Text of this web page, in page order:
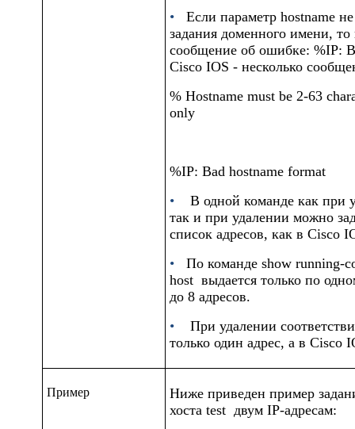
•
Если параметр hostname
задания доменного имени, то
сообщение об ошибке: %IP:
Cisco IOS - несколько
% Hostname must be 2-63
only
%IP: Bad hostname format
•
В одной команде как при
так и при удалении можно
список адресов, как в Cisco
•
По команде show running-
host выдается только по
до 8 адресов.
•
При удалении
только один адрес, а в Cisco
Пример
Ниже приведен пример
хоста test двум IP-адресам: